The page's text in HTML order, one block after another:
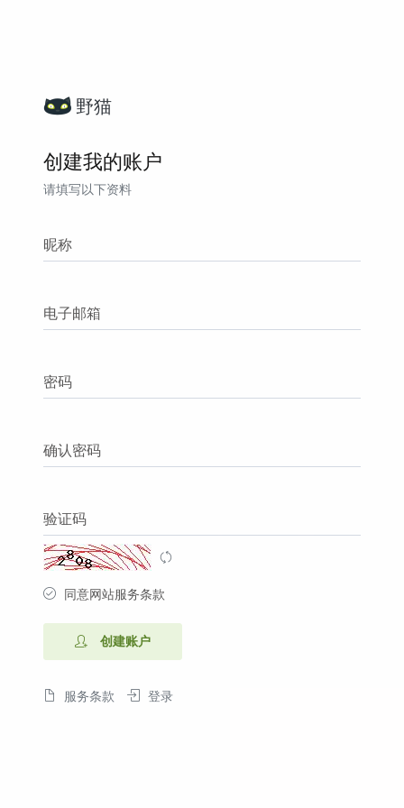
野猫
创建我的账户
请填写以下资料
昵称
电子邮箱
密码
确认密码
验证码
同意网站服务条款
创建账户
服务条款 登录